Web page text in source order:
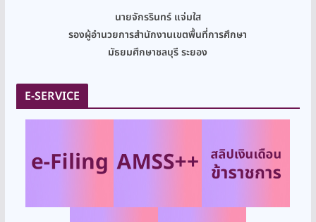
นายจักรรินทร์ แจ่มใส
รองผู้อำนวยการสำนักงานเขตพื้นที่การศึกษา
มัธยมศึกษาชลบุรี ระยอง
E-SERVICE